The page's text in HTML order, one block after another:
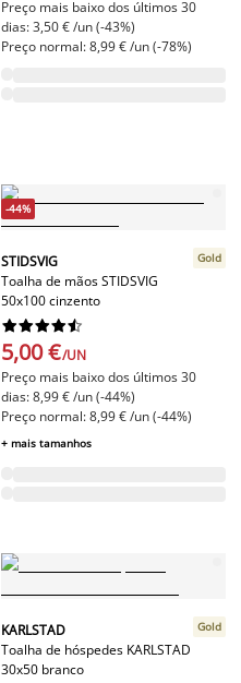
Preço mais baixo dos últimos 30
dias: 3,50 € /un (-43%)
Preço normal: 8,99 € /un (-78%)
-44%
STIDSVIG
Toalha de mãos STIDSVIG
50x100 cinzento
Gold






5,00 €/UN
Preço mais baixo dos últimos 30
dias: 8,99 € /un (-44%)
Preço normal: 8,99 € /un (-44%)
+ mais tamanhos
KARLSTAD
Toalha de hóspedes KARLSTAD
30x50 branco
Gold